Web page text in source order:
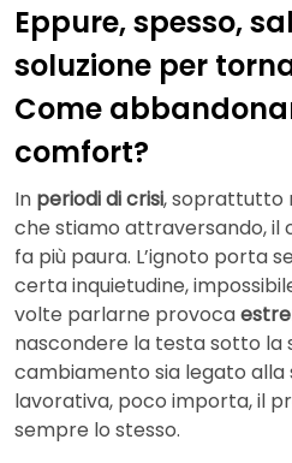
Eppure, spesso,
soluzione per
Come
comfort?
In periodi di crisi, soprattutto
che stiamo attraversando, il
fa più paura. L’ignoto porta
certa inquietudine,
volte parlarne provoca
nascondere la testa sotto la
cambiamento sia legato
lavorativa, poco importa, il
sempre lo stesso.